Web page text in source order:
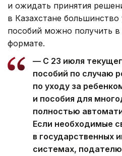
и ожидать принятия
в Казахстане
пособий можно получить
формате.
— С 23 июля
пособий по случаю
по уходу за
и пособия для
полностью
Если необходимые
в государственных
системах,